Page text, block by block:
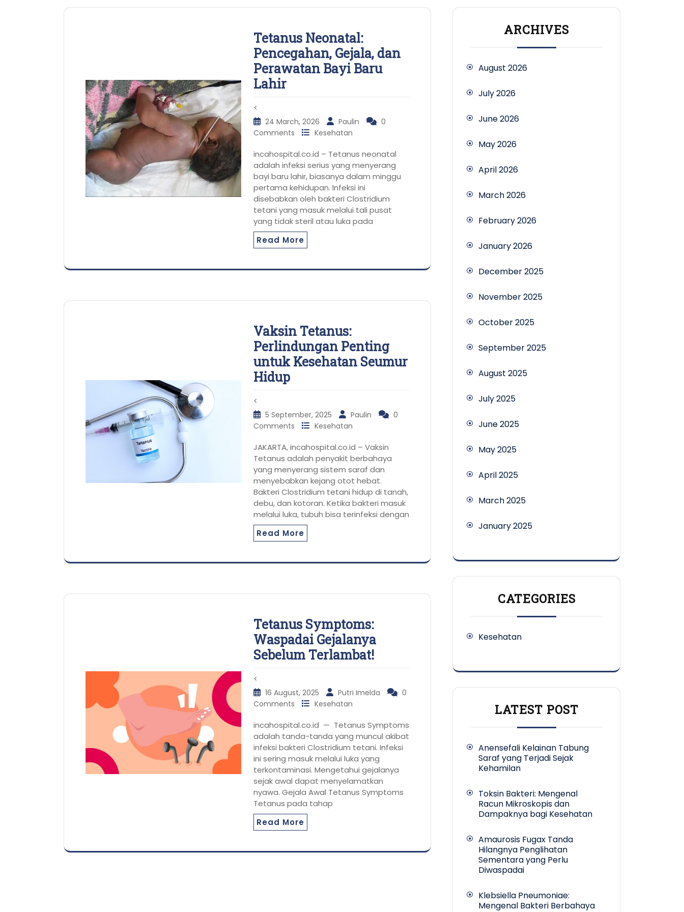
Tetanus Neonatal:
Pencegahan, Gejala, dan
Perawatan Bayi Baru
Lahir
<
24 March, 2026 Paulin
0
Comments
Kesehatan
incahospital.co.id – Tetanus neonatal
adalah infeksi serius yang menyerang
bayi baru lahir, biasanya dalam minggu
pertama kehidupan. Infeksi ini
disebabkan oleh bakteri Clostridium
tetani yang masuk melalui tali pusat
yang tidak steril atau luka pada
Read More
Vaksin Tetanus:
Perlindungan Penting
untuk Kesehatan Seumur
Hidup
<
5 September, 2025 Paulin
0
Comments
Kesehatan
JAKARTA, incahospital.co.id – Vaksin
Tetanus adalah penyakit berbahaya
yang menyerang sistem saraf dan
menyebabkan kejang otot hebat.
Bakteri Clostridium tetani hidup di tanah,
debu, dan kotoran. Ketika bakteri masuk
melalui luka, tubuh bisa terinfeksi dengan
Read More
Tetanus Symptoms:
Waspadai Gejalanya
Sebelum Terlambat!
<
16 August, 2025 Putri Imelda
0
Comments
Kesehatan
incahospital.co.id — Tetanus Symptoms
adalah tanda-tanda yang muncul akibat
infeksi bakteri Clostridium tetani. Infeksi
ini sering masuk melalui luka yang
terkontaminasi. Mengetahui gejalanya
sejak awal dapat menyelamatkan
nyawa. Gejala Awal Tetanus Symptoms
Tetanus pada tahap
Read More
ARCHIVES
August 2026
July 2026
June 2026
May 2026
April 2026
March 2026
February 2026
January 2026
December 2025
November 2025
October 2025
September 2025
August 2025
July 2025
June 2025
May 2025
April 2025
March 2025
January 2025
CATEGORIES
Kesehatan
LATEST POST
Anensefali Kelainan Tabung
Saraf yang Terjadi Sejak
Kehamilan
Toksin Bakteri: Mengenal
Racun Mikroskopis dan
Dampaknya bagi Kesehatan
Amaurosis Fugax Tanda
Hilangnya Penglihatan
Sementara yang Perlu
Diwaspadai
Klebsiella Pneumoniae:
Mengenal Bakteri Berbahaya